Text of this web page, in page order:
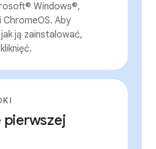
Windows®,
ChromeOS. Aby
ją zainstalować,
pierwszej